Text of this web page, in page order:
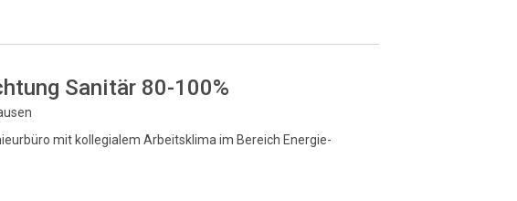
Sanitär 80-100%
mit kollegialem Arbeitsklima im Bereich Energie-